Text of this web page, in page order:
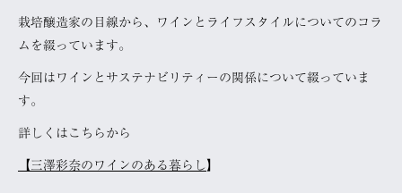
栽培醸造家の目線から、ワインとライフスタイルについてのコラ
ムを綴っています。
今回はワインとサステナビリティーの関係について綴っていま
す。
詳しくはこちらから
【三澤彩奈のワインのある暮らし】